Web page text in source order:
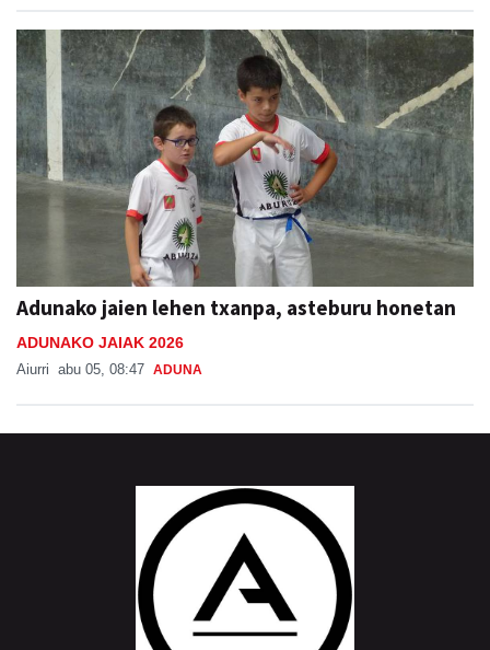
Adunako jaien lehen txanpa, asteburu honetan
ADUNAKO JAIAK 2026
Aiurri abu 05, 08:47 ADUNA